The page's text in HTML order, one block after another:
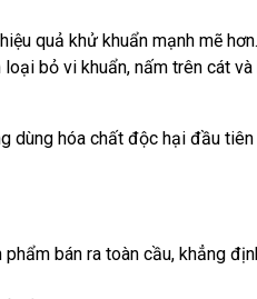
quả khử khuẩn mạnh mẽ hơn.
bỏ vi khuẩn, nấm trên cát
dùng hóa chất độc hại đầu
bán ra toàn cầu, khẳng